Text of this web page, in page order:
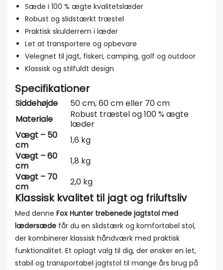
Sæde i 100 % ægte kvalitetslæder
Robust og slidstærkt træstel
Praktisk skulderrem i læder
Let at transportere og opbevare
Velegnet til jagt, fiskeri, camping, golf og outdoor
Klassisk og stilfuldt design
Specifikationer
Siddehøjde
50 cm, 60 cm eller 70 cm
Materiale
Robust træstel og 100 % ægte
læder
Vægt – 50
cm
1,6 kg
Vægt – 60
cm
1,8 kg
Vægt – 70
cm
2,0 kg
Klassisk kvalitet til jagt og friluftsliv
Med denne Fox Hunter trebenede jagtstol med
lædersæde får du en slidstærk og komfortabel stol,
der kombinerer klassisk håndværk med praktisk
funktionalitet. Et oplagt valg til dig, der ønsker en let,
stabil og transportabel jagtstol til mange års brug på